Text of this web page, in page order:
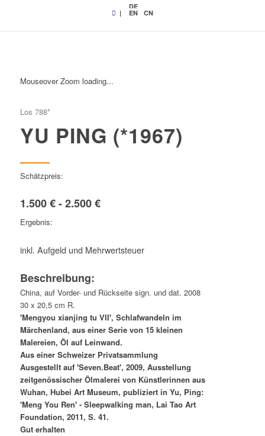
|
DE
EN CN
Mouseover Zoom loading...
Los 788*
YU PING (*1967)
Schätzpreis:
1.500 € - 2.500 €
Ergebnis:
inkl. Aufgeld und Mehrwertsteuer
Beschreibung:
China, auf Vorder- und Rückseite sign. und dat. 2008
30 x 20,5 cm R.
'Mengyou xianjing tu VII', Schlafwandeln im
Märchenland, aus einer Serie von 15 kleinen
Malereien, Öl auf Leinwand.
Aus einer Schweizer Privatsammlung
Ausgestellt auf 'Seven.Beat', 2009, Ausstellung
zeitgenössischer Ölmalerei von Künstlerinnen aus
Wuhan, Hubei Art Museum, publiziert in Yu, Ping:
'Meng You Ren' - Sleepwalking man, Lai Tao Art
Foundation, 2011, S. 41.
Gut erhalten